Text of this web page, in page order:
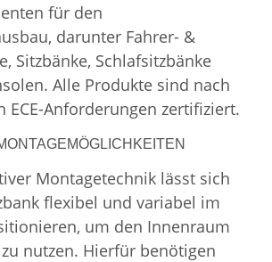
für den
darunter Fahrer- &
Sitzbänke, Schlafsitzbänke
Alle Produkte sind nach
ECE-Anforderungen zertifiziert.
Montagetechnik lässt sich
flexibel und variabel im
um den Innenraum
nutzen. Hierfür benötigen